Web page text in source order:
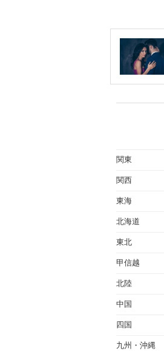
関東
関西
東海
北海道
東北
甲信越
北陸
中国
四国
九州 沖縄